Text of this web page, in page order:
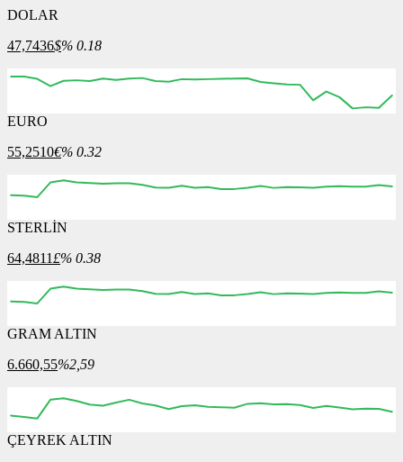
DOLAR
47,7436$% 0.18
12:00
EURO
55,2510€% 0.32
12:00
STERLİN
64,4811£% 0.38
12:00 13:00
GRAM ALTIN
6.660,55%2,59
12:00 13:00
ÇEYREK ALTIN